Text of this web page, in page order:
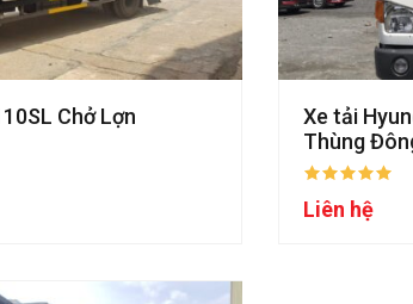
Chở Lợn
Xe tải
Thùng
Liên hệ